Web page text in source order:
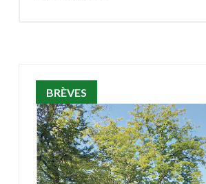
BRÈVES